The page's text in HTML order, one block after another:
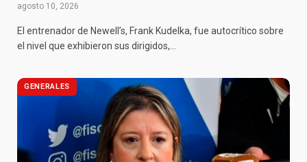
agosto 10, 2026
El entrenador de Newell’s, Frank Kudelka, fue autocrítico sobre
el nivel que exhibieron sus dirigidos,…
GENERALES